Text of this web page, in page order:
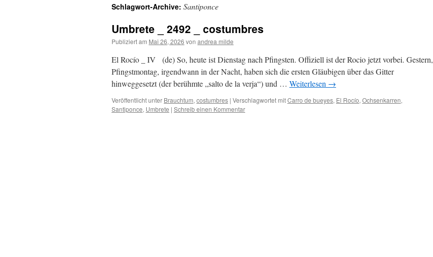
springen
Schlagwort-Archive: Santiponce
Umbrete _ 2492 _ costumbres
Publiziert am Mai 26, 2026 von andrea milde
El Rocío _ IV (de) So, heute ist Dienstag nach Pfingsten. Offiziell ist der Rocio jetzt vorbei. Gestern,
Pfingstmontag, irgendwann in der Nacht, haben sich die ersten Gläubigen über das Gitter
hinweggesetzt (der berühmte „salto de la verja“) und … Weiterlesen →
Veröffentlicht unter Brauchtum, costumbres | Verschlagwortet mitCarro de bueyes, El Rocío, Ochsenkarren,
Santiponce, Umbrete | Schreib einen Kommentar